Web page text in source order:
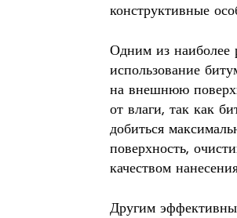
конструктивные
Одним из наиболее
использование
на внешнюю
от влаги, так как
добиться
поверхность,
качеством
Другим